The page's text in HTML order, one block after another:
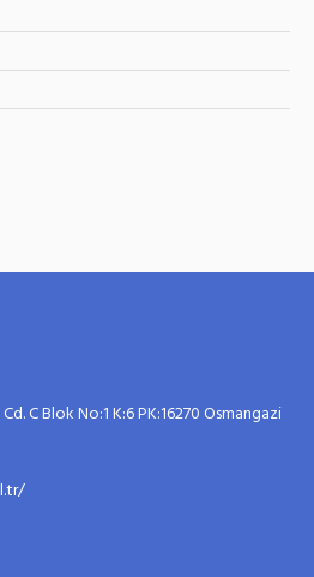
C Blok No:1 K:6 PK:16270 Osmangazi